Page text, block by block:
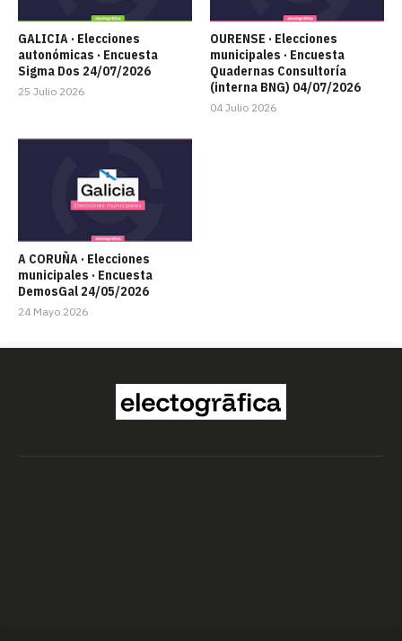
GALICIA · Elecciones
autonómicas · Encuesta
Sigma Dos 24/07/2026
25 Julio 2026
OURENSE · Elecciones
municipales · Encuesta
Quadernas Consultoría
(interna BNG) 04/07/2026
04 Julio 2026
A CORUÑA · Elecciones
municipales · Encuesta
DemosGal 24/05/2026
24 Mayo 2026